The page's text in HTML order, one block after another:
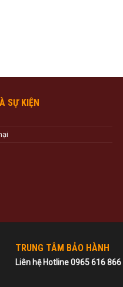
SỰ KIỆN
TRUNG TÂM BẢO HÀNH
Liên hệ Hotline 0965 616 866